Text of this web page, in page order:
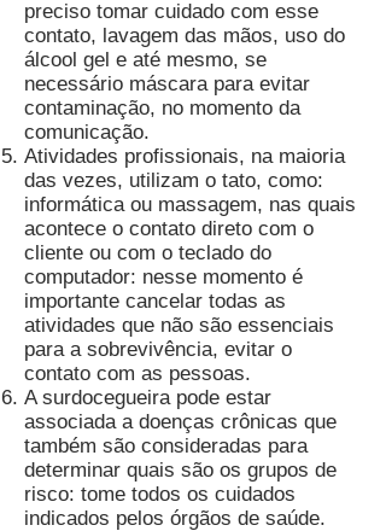
preciso tomar cuidado com esse
contato, lavagem das mãos, uso do
álcool gel e até mesmo, se
necessário máscara para evitar
contaminação, no momento da
comunicação.
Atividades profissionais, na maioria
das vezes, utilizam o tato, como:
informática ou massagem, nas quais
acontece o contato direto com o
cliente ou com o teclado do
computador: nesse momento é
importante cancelar todas as
atividades que não são essenciais
para a sobrevivência, evitar o
contato com as pessoas.
A surdocegueira pode estar
associada a doenças crônicas que
também são consideradas para
determinar quais são os grupos de
risco: tome todos os cuidados
indicados pelos órgãos de saúde.